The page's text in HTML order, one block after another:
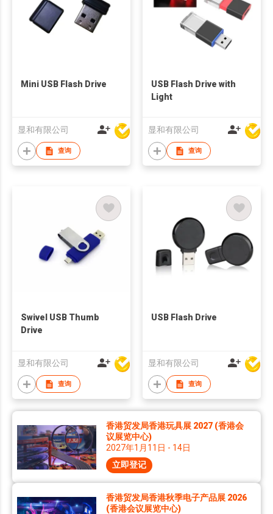
Mini USB Flash Drive
显和有限公司
查询
USB Flash Drive with
Light
显和有限公司
查询
Swivel USB Thumb
Drive
显和有限公司
查询
USB Flash Drive
显和有限公司
查询
香港贸发局香港玩具展 2027 (香港会
议展览中心)
2027年1月11日 - 14日
立即登记
香港贸发局香港秋季电子产品展 2026
(香港会议展览中心)